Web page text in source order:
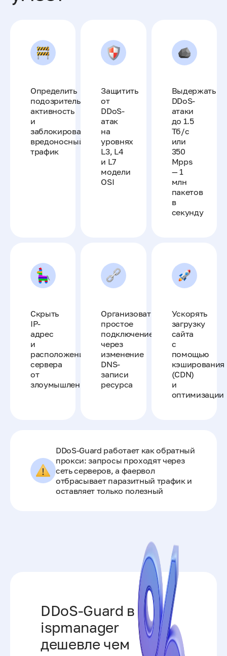
Определить
подозрительную
активность
и
заблокировать
вредоносный
трафик
Защитить
от
DDoS-
атак
на
уровнях
L3, L4
и L7
модели
OSI
Выдержать
DDoS-
атаки
до 1.5
Тб/с
или
350
Mpps
— 1
млн
пакетов
в
секунду
Скрыть
IP-
адрес
и
расположение
сервера
от
злоумышленников
Организовать
простое
подключение
через
изменение
DNS-
записи
ресурса
Ускорять
загрузку
сайта
с
помощью
кэширования
(CDN)
и
оптимизации
DDoS-Guard работает как обратный
прокси: запросы проходят через
сеть серверов, а фаервол
отбрасывает паразитный трафик и
оставляет только полезный
DDoS-Guard в
ispmanager
дешевле чем